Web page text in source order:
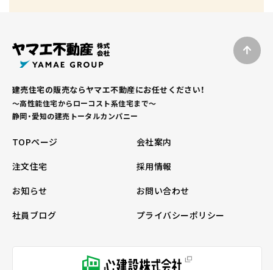
建売住宅の販売ならヤマエ不動産にお任せください！
～高性能住宅からローコスト系住宅まで～
静岡・愛知の建売トータルカンパニー
TOPページ
会社案内
注文住宅
採用情報
お知らせ
お問い合わせ
社員ブログ
プライバシーポリシー